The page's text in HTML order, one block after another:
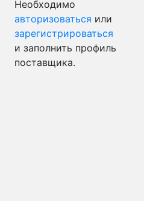
Необходимо
авторизоваться или
зарегистрироваться
и заполнить профиль
поставщика.